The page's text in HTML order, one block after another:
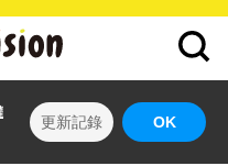
更新記錄 OK